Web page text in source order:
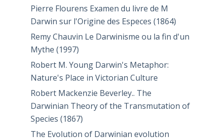
Pierre Flourens Examen du livre de M
Darwin sur l'Origine des Especes (1864)
Remy Chauvin Le Darwinisme ou la fin d'un
Mythe (1997)
Robert M. Young Darwin's Metaphor:
Nature's Place in Victorian Culture
Robert Mackenzie Beverley.. The
Darwinian Theory of the Transmutation of
Species (1867)
The Evolution of Darwinian evolution